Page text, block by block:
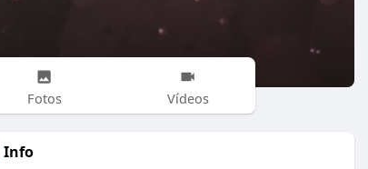
Fotos Vídeos
Info